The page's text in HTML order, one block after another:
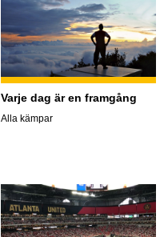
Varje dag är en framgång
Alla kämpar